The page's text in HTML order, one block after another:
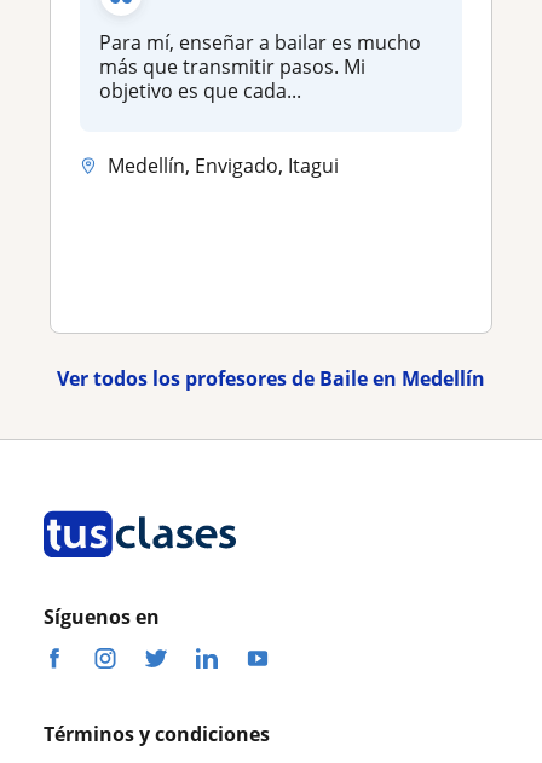
Para mí, enseñar a bailar es mucho
más que transmitir pasos. Mi
objetivo es que cada...
Medellín, Envigado, Itagui
Ver todos los profesores de Baile en Medellín
Síguenos en
Términos y condiciones